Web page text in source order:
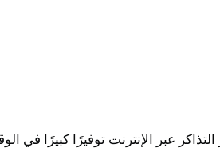
عبر الإنترنت توفيرًا كبيرًا في